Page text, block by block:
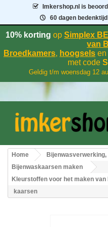
Imkershop.nl is
60 dagen
10% korting op Simplex
van
Broedkamers, hoogsels en
met code
Geldig t/m woensdag 12
Home
Bijenwaskaarsen maken
Kleurstoffen voor het maken van
kaarsen